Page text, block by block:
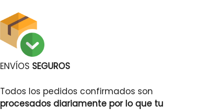
ENVÍOS SEGUROS
Todos los pedidos confirmados son
procesados diariamente por lo que tu